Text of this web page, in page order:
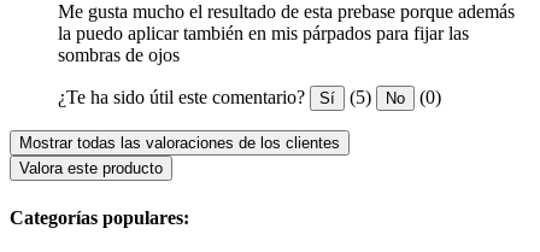
Me gusta mucho el resultado de esta prebase porque además
la puedo aplicar también en mis párpados para fijar las
sombras de ojos
¿Te ha sido útil este comentario? Sí (5) No (0)
Mostrar todas las valoraciones de los clientes
Valora este producto
Categorías populares: